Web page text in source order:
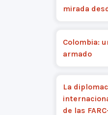
mirada
Colombia:
armado
La
de las